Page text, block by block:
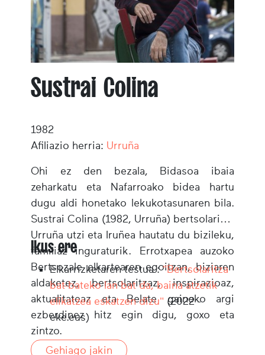
Sustrai Colina
1982
Afiliazio herria: Urruña
Ohi ez den bezala, Bidasoa ibaia
zeharkatu eta Nafarroako bidea hartu
dugu aldi honetako lekukotasunaren bila.
Sustrai Colina (1982, Urruña) bertsolariak,
Urruña utzi eta Iruñea hautatu du bizileku,
familiaz inguraturik. Errotxapea auzoko
Bertsozale elkartearen egoitzan, biziaren
aldaketez, bertsolaritzaz, inspirazioaz,
aktualitateaz eta Belate gaineko argi
ezberdinez hitz egin digu, goxo eta
zintzo.
Ikus ere
Elkarrizketaren testua :"Bertsolaritza
bat-bateko lan bat da, baina atzetik
elikatzea eskatzen dizu" (2022 -
eke.eus)
Gehiago jakin